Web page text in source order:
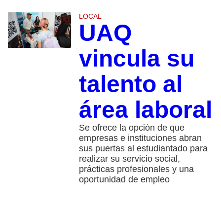
LOCAL
UAQ
vincula su
talento al
área laboral
Se ofrece la opción de que
empresas e instituciones abran
sus puertas al estudiantado para
realizar su servicio social,
prácticas profesionales y una
oportunidad de empleo